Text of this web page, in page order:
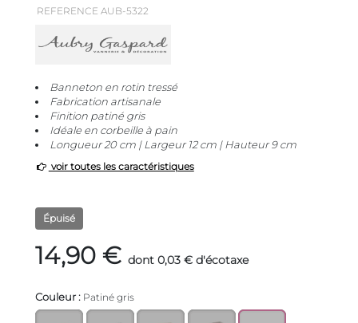
REFERENCE AUB-5322
Banneton en rotin tressé
Fabrication artisanale
Finition patiné gris
Idéale en corbeille à pain
Longueur 20 cm | Largeur 12 cm | Hauteur 9 cm
voir toutes les caractéristiques
Épuisé
14,90 € dont 0,03 € d'écotaxe
Couleur : Patiné gris